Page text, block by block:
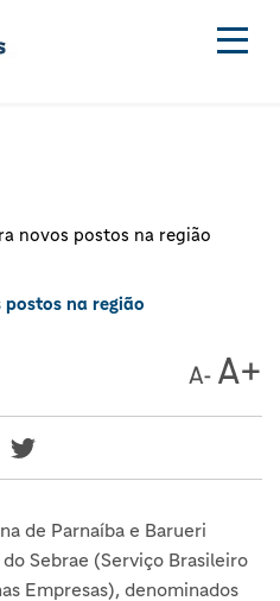
novos postos na região
na região
de Parnaíba e Barueri
Sebrae (Serviço Brasileiro
Empresas), denominados